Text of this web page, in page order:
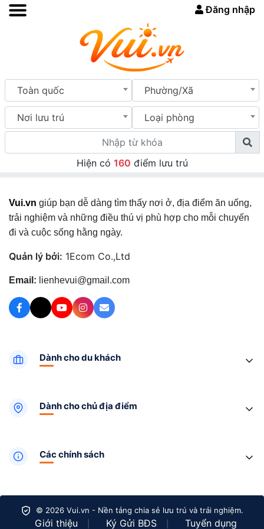
Đăng nhập
Toàn quốc Phường/Xã
Nơi lưu trú Loại phòng
Hiện có 160 điểm lưu trú
Vui.vn giúp bạn dễ dàng tìm thấy nơi ở, địa điểm ăn uống,
trải nghiệm và những điều thú vị phù hợp cho mỗi chuyến
đi và cuộc sống hằng ngày.
Quản lý bởi: 1Ecom Co.,Ltd
Email: lienhevui@gmail.com
Dành cho du khách
Dành cho chủ địa điểm
Các chính sách
© 2026 Vui.vn - Nền tảng chia sẻ lưu trú và trải nghiệm.
Giới thiệu Ký Gửi BĐS Tuyển dụng